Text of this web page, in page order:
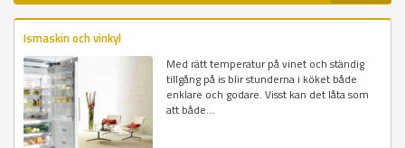
Ismaskin och vinkyl
Med rätt temperatur på vinet och ständig
tillgång på is blir stunderna i köket både
enklare och godare. Visst kan det låta som
att både...